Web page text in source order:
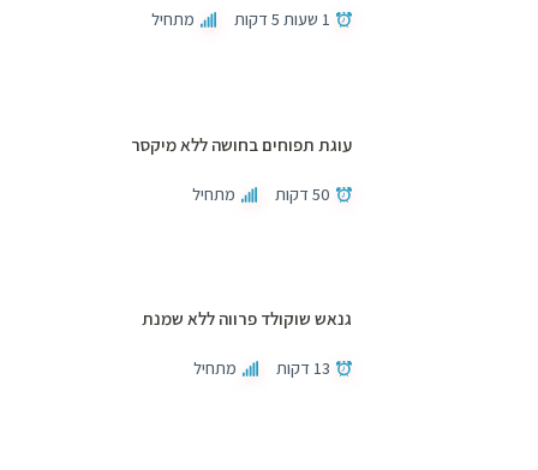
1 שעות 5 דקות מתחיל
עוגת תפוחים בחושה ללא מיקסר
50 דקות מתחיל
גנאש שוקולד פרווה ללא שמנת
13 דקות מתחיל